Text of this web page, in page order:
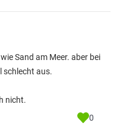
Sand am Meer. aber bei
schlecht aus.
nicht.
0